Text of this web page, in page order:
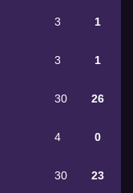
3 1
3 1
30 26
4 0
30 23